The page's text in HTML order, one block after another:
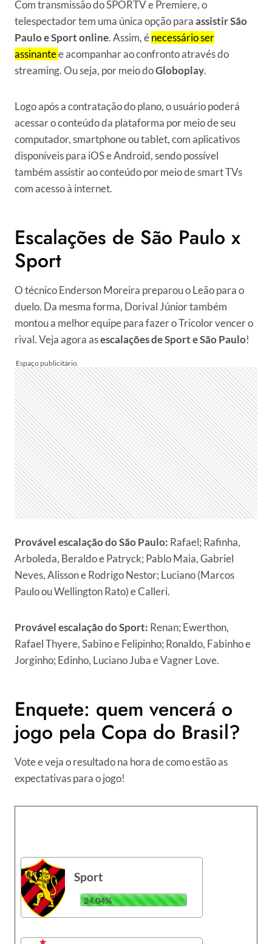
Com transmissão do SPORTV e Premiere, o
telespectador tem uma única opção paraassistir São
Paulo e Sport online. Assim, énecessário ser
assinantee acompanhar ao confronto através do
streaming. Ou seja, por meio doGloboplay.
Logo após a contratação do plano, o usuário poderá
acessar o conteúdo da plataforma por meio de seu
computador, smartphone ou tablet, com aplicativos
disponíveis para iOS e Android, sendo possível
também assistir ao conteúdo por meio de smart TVs
com acesso à internet.
Escalações de São Paulo x
Sport
O técnico Enderson Moreira preparou o Leão para o
duelo. Da mesma forma, Dorival Júnior também
montou a melhor equipe para fazer o Tricolor vencer o
rival. Veja agora asescalações de Sport e São Paulo!
Provável escalação do São Paulo: Rafael; Rafinha,
Arboleda, Beraldo e Patryck; Pablo Maia, Gabriel
Neves, Alisson e Rodrigo Nestor; Luciano (Marcos
Paulo ou Wellington Rato) e Calleri.
Provável escalação do Sport: Renan; Ewerthon,
Rafael Thyere, Sabino e Felipinho; Ronaldo, Fabinho e
Jorginho; Edinho, Luciano Juba e Vagner Love.
Enquete: quem vencerá o
jogo pela Copa do Brasil?
Vote e veja o resultado na hora de como estão as
expectativas para o jogo!
Sport
24.04%